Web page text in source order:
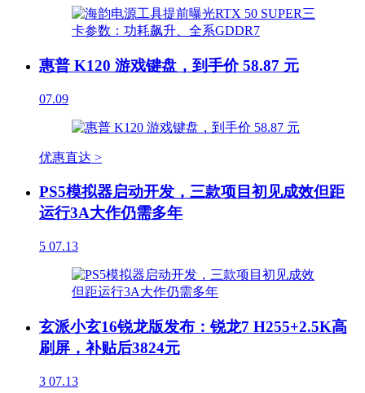
惠普 K120 游戏键盘，到手价 58.87 元
07.09
优惠直达 >
PS5模拟器启动开发，三款项目初见成效但距
运行3A大作仍需多年
5 07.13
玄派小玄16锐龙版发布：锐龙7 H255+2.5K高
刷屏，补贴后3824元
3 07.13